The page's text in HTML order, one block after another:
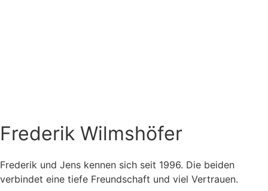
Frederik Wilmshöfer
Frederik und Jens kennen sich seit 1996. Die beiden
verbindet eine tiefe Freundschaft und viel Vertrauen.